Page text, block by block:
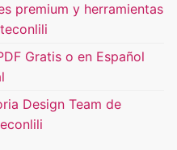
premium y herramientas
Gratis o en Español
Design Team de